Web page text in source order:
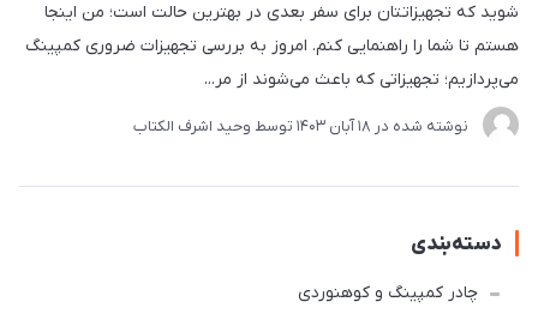
شوید که تجهیزاتتان برای سفر بعدی در بهترین حالت است؛ من اینجا
هستم تا شما را راهنمایی کنم. امروز به بررسی تجهیزات ضروری کمپینگ
می‌پردازیم؛ تجهیزاتی که باعث می‌شوند از مر...
نوشته شده در 18 آبان 1403 توسط وحید اشرف الکتاب
دسته‌بندی
چادر کمپینگ و کوهنوردی